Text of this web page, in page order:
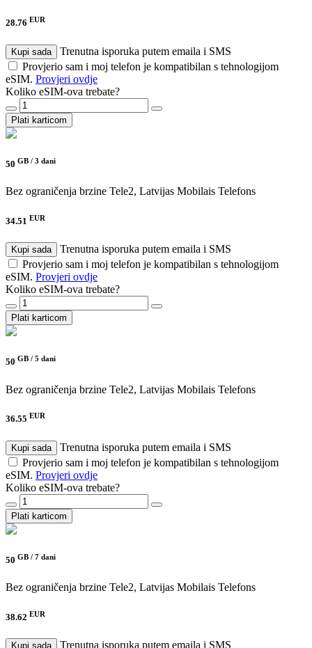
28.76 EUR
Kupi sada
Trenutna isporuka putem emaila i SMS
Provjerio sam i moj telefon je kompatibilan s tehnologijom
eSIM. Provjeri ovdje
Koliko eSIM-ova trebate?
Plati karticom
50 GB / 3 dani
Bez ograničenja brzine Tele2, Latvijas Mobilais Telefons
34.51 EUR
Kupi sada
Trenutna isporuka putem emaila i SMS
Provjerio sam i moj telefon je kompatibilan s tehnologijom
eSIM. Provjeri ovdje
Koliko eSIM-ova trebate?
Plati karticom
50 GB / 5 dani
Bez ograničenja brzine Tele2, Latvijas Mobilais Telefons
36.55 EUR
Kupi sada
Trenutna isporuka putem emaila i SMS
Provjerio sam i moj telefon je kompatibilan s tehnologijom
eSIM. Provjeri ovdje
Koliko eSIM-ova trebate?
Plati karticom
50 GB / 7 dani
Bez ograničenja brzine Tele2, Latvijas Mobilais Telefons
38.62 EUR
Kupi sada Trenutna isporuka putem emaila i SMS